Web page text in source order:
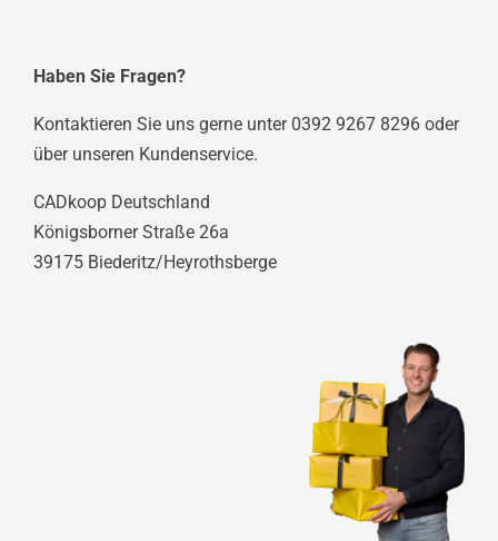
Haben Sie Fragen?
Kontaktieren Sie uns gerne unter 0392 9267 8296 oder
über unseren Kundenservice.
CADkoop Deutschland
Königsborner Straße 26a
39175 Biederitz/Heyrothsberge